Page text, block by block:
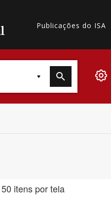
Publicações do ISA
itens por tela